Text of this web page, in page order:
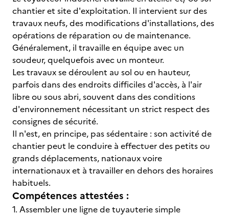
chantier et site d'exploitation. Il intervient sur des
travaux neufs, des modifications d'installations, des
opérations de réparation ou de maintenance.
Généralement, il travaille en équipe avec un
soudeur, quelquefois avec un monteur.
Les travaux se déroulent au sol ou en hauteur,
parfois dans des endroits difficiles d'accès, à l'air
libre ou sous abri, souvent dans des conditions
d'environnement nécessitant un strict respect des
consignes de sécurité.
Il n'est, en principe, pas sédentaire : son activité de
chantier peut le conduire à effectuer des petits ou
grands déplacements, nationaux voire
internationaux et à travailler en dehors des horaires
habituels.
Compétences attestées :
1. Assembler une ligne de tuyauterie simple